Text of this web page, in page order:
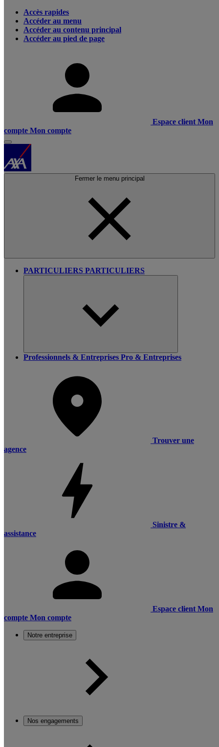
Accès rapides
Accéder au menu
Accéder au contenu principal
Accéder au pied de page
Espace client Mon
compte Mon compte
Fermer le menu principal
PARTICULIERS PARTICULIERS
Professionnels & Entreprises Pro & Entreprises
Trouver une
agence
Sinistre &
assistance
Espace client Mon
compte Mon compte
Notre entreprise
Nos engagements